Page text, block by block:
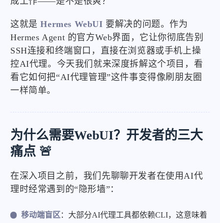
这就是Hermes WebUI 要解决的问题。作为
Hermes Agent 的官方Web界面，它让你彻底告别
SSH连接和终端窗口，直接在浏览器或手机上操
控AI代理。今天我们就来深度拆解这个项目，看
看它如何把“AI代理管理”这件事变得像刷朋友圈
一样简单。
为什么需要WebUI？开发者的三大
痛点 🚨
在深入项目之前，我们先聊聊开发者在使用AI代
理时经常遇到的“隐形墙”：
移动端盲区 ：大部分AI代理工具都依赖CLI，这意味着